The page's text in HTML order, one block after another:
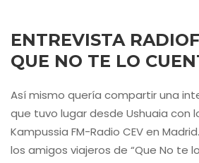
ENTREVISTA
QUE NO TE LO
Así mismo quería compartir una
que tuvo lugar desde Ushuaia con
Kampussia FM-Radio CEV en
los amigos viajeros de “Que No te